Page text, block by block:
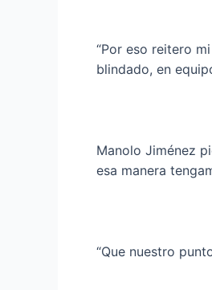
“Por eso reitero
blindado, en
Manolo Jiménez
esa manera
“Que nuestro